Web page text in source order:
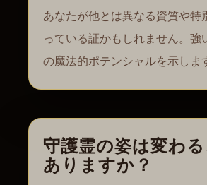
あなたが他とは異なる資質や特
っている証かもしれません。強
の魔法的ポテンシャルを示しま
守護霊の姿は変わ
ありますか？